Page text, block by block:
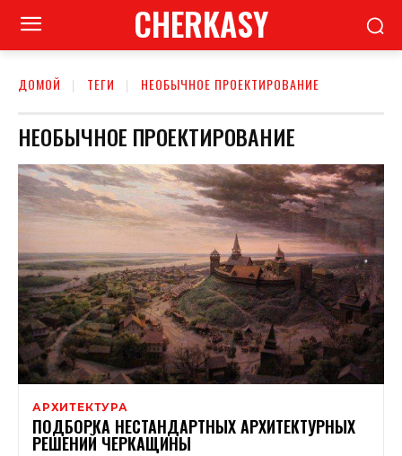
CHERKASY
ДОМОЙ ТЕГИ НЕОБЫЧНОЕ ПРОЕКТИРОВАНИЕ
НЕОБЫЧНОЕ ПРОЕКТИРОВАНИЕ
АРХИТЕКТУРА
ПОДБОРКА НЕСТАНДАРТНЫХ АРХИТЕКТУРНЫХ
РЕШЕНИЙ ЧЕРКАЩИНЫ